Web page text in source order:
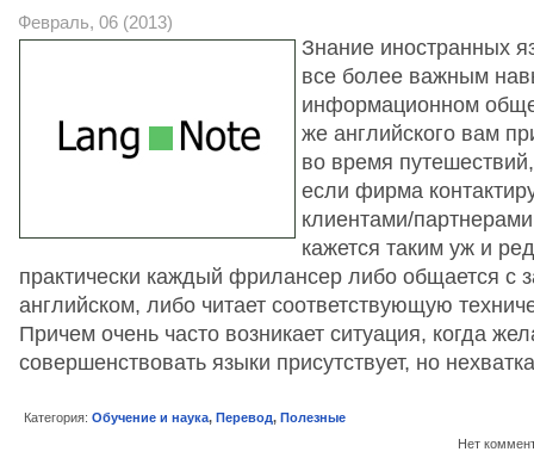
Февраль, 06 (2013)
Знание иностранных
все более важным
информационном
же английского вам
во время
если фирма
клиентами/
кажется таким уж и
практически каждый фрилансер либо общается с
английском, либо читает соответствующую
Причем очень часто возникает ситуация, когда
совершенствовать языки присутствует, но
Категория: Обучение и наука, Перевод, Полезные
Нет